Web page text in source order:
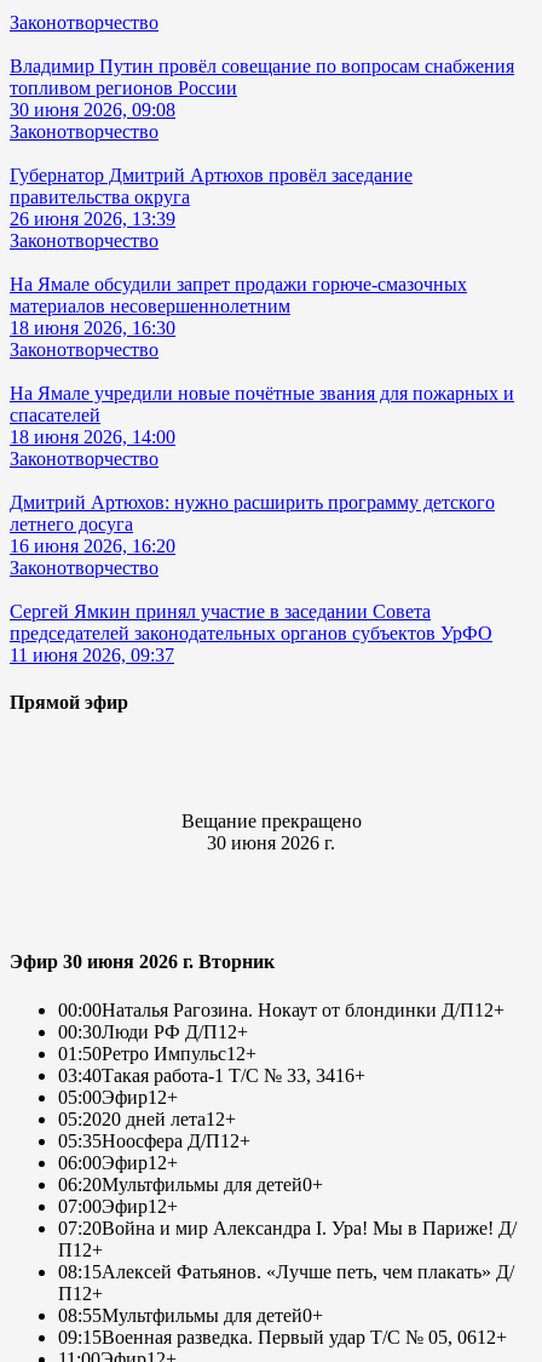
Законотворчество
Владимир Путин провёл совещание по вопросам снабжения
топливом регионов России
30 июня 2026, 09:08
Законотворчество
Губернатор Дмитрий Артюхов провёл заседание
правительства округа
26 июня 2026, 13:39
Законотворчество
На Ямале обсудили запрет продажи горюче-смазочных
материалов несовершеннолетним
18 июня 2026, 16:30
Законотворчество
На Ямале учредили новые почётные звания для пожарных и
спасателей
18 июня 2026, 14:00
Законотворчество
Дмитрий Артюхов: нужно расширить программу детского
летнего досуга
16 июня 2026, 16:20
Законотворчество
Сергей Ямкин принял участие в заседании Совета
председателей законодательных органов субъектов УрФО
11 июня 2026, 09:37
Прямой эфир
Вещание прекращено
30 июня 2026 г.
Эфир 30 июня 2026 г. Вторник
00:00Наталья Рагозина. Нокаут от блондинки Д/П12+
00:30Люди РФ Д/П12+
01:50Ретро Импульс12+
03:40Такая работа-1 Т/С № 33, 3416+
05:00Эфир12+
05:2020 дней лета12+
05:35Ноосфера Д/П12+
06:00Эфир12+
06:20Мультфильмы для детей0+
07:00Эфир12+
07:20Война и мир Александра I. Ура! Мы в Париже! Д/
П12+
08:15Алексей Фатьянов. «Лучше петь, чем плакать» Д/
П12+
08:55Мультфильмы для детей0+
09:15Военная разведка. Первый удар Т/С № 05, 0612+